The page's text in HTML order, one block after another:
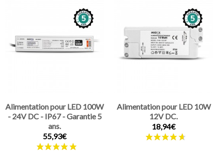
Alimentation pour LED 100W
- 24V DC - IP67 - Garantie 5
ans.
55,93€
Alimentation pour LED 10W
12V DC.
18,94€